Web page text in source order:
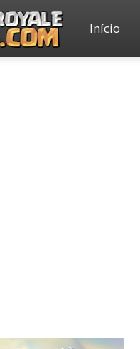
Clash
Início